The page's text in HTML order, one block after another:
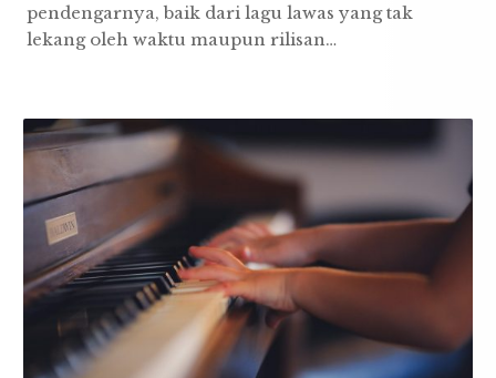
pendengarnya, baik dari lagu lawas yang tak
lekang oleh waktu maupun rilisan…